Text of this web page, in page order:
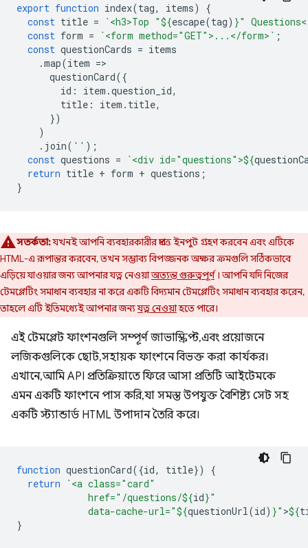
export function index(tag, items)
{
const title = `<h3>Top "${escape(tag) }"
const form = `<form method="GET">...</form>` ;
const questionCards = items
.map(item =
questionCard({
id : item .question_id,
title : item . title,
})
)
. join( '' );
const questions = `<div id="questions">${
return title + form + questions ;
}
সতর্কতা:যখনই আপনি ব্যবহারকারীর প্রদত্ত ইনপুট গ্রহণ করবেন এবং এটিকে
HTML-এ রূপান্তর করবেন, তখন সম্ভাব্য বিপজ্জনক অক্ষর ক্রমগুলি সঠিকভাবে
এড়িয়ে যাওয়ার জন্য আপনার যত্ন নেওয়াঅত্যন্ত গুরুত্বপূর্ণ। আপনি যদি নিজের
টেমপ্লেটিং সমাধান ব্যবহার না করে একটি বিদ্যমান টেমপ্লেটিং সমাধান ব্যবহার করেন,
তাহলে এটি ইতিমধ্যেই আপনার জন্যযত্ন নেওয়াহতে পারে।
এই টেমপ্লেট ফাংশনগুলি সম্পূর্ণ জাভাস্ক্রিপ্ট, এবং প্রয়োজনে
লজিকগুলিকে ছোট, সহায়ক ফাংশনে বিভক্ত করা কার্যকর।
এখানে, আমি API প্রতিক্রিয়াতে ফিরে আসা প্রতিটি আইটেমকে
এমন একটি ফাংশনে পাস করি, যা সমস্ত উপযুক্ত বৈশিষ্ট্য সেট সহ
একটি স্ট্যান্ডার্ড HTML উপাদান তৈরি করে।
function questionCard({id, title})
{
return
`<a class="card"
             href="/questions/
${id}"
             data-cache-url="
${questionUrl(id) }" >${
}